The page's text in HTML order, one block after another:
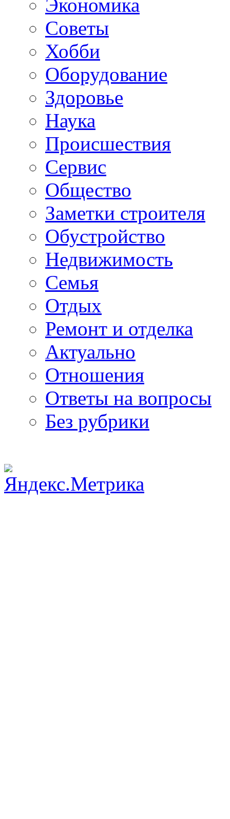
Экономика
Советы
Хобби
Oборудование
Здоровье
Наука
Происшествия
Сервис
Общество
Заметки строителя
Обустройство
Недвижимость
Семья
Отдых
Ремонт и отделка
Актуально
Отношения
Ответы на вопросы
Без рубрики